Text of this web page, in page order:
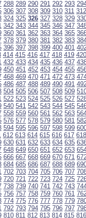
288 289 290 291 292 293
306 307 308 309 310 311 312
324 325 326 327 328 329
342 343 344 345 346 347
360 361 362 363 364 365
378 379 380 381 382 383
396 397 398 399 400 401
414 415 416 417 418 419 420
432 433 434 435 436 437
450 451 452 453 454 455
468 469 470 471 472 473
486 487 488 489 490 491
504 505 506 507 508 509
522 523 524 525 526 527
540 541 542 543 544 545
558 559 560 561 562 563
576 577 578 579 580 581
594 595 596 597 598 599
612 613 614 615 616 617 618
630 631 632 633 634 635
648 649 650 651 652 653
666 667 668 669 670 671
684 685 686 687 688 689
702 703 704 705 706 707
720 721 722 723 724 725
738 739 740 741 742 743
756 757 758 759 760 761
774 775 776 777 778 779
792 793 794 795 796 797
810 811 812 813 814 815 816